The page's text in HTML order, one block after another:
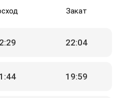
Закат
22:04
19:59